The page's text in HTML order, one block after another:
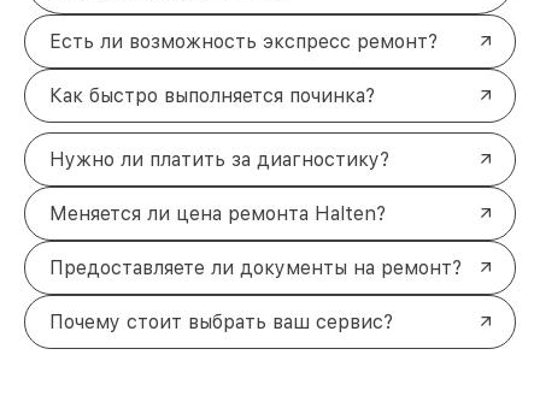
Есть ли возможность экспресс ремонт?
Как быстро выполняется починка?
Нужно ли платить за диагностику?
Меняется ли цена ремонта Halten?
Предоставляете ли документы на ремонт?
Почему стоит выбрать ваш сервис?